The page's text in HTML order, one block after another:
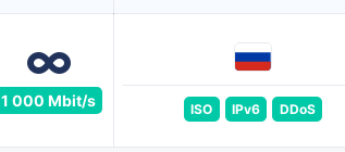
1 000 Mbit/s ISO IPv6 DDoS